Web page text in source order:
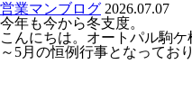
営業マンブログ 2026.07.07
今年も今から冬支度。
こんにちは。オートパル駒
～5月の恒例行事となってお